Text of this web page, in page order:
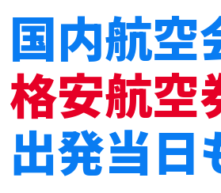
国内航空
格安航空
出発当日